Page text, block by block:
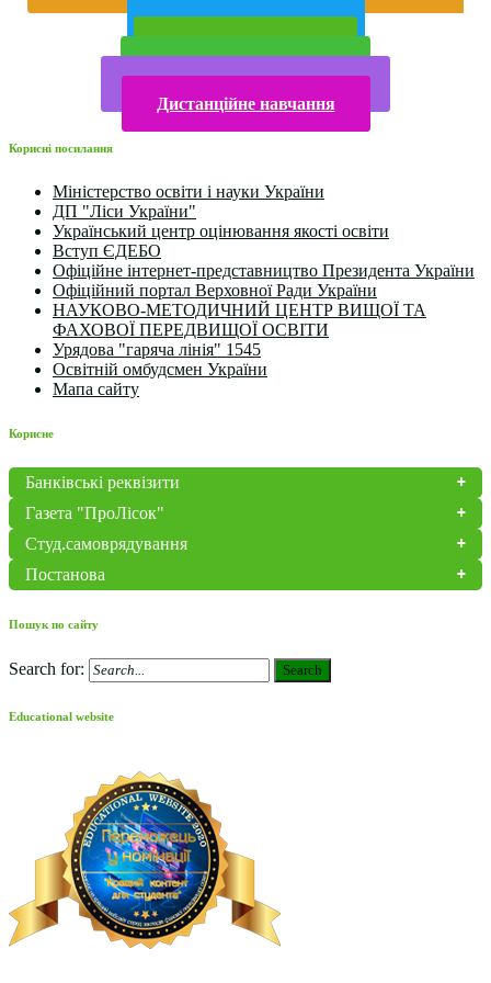
Дистанційне навчання
Корисні посилання
Міністерство освіти і науки України
ДП "Ліси України"
Український центр оцінювання якості освіти
Вступ ЄДЕБО
Офіційне інтернет-представництво Президента України
Офіційний портал Верховної Ради України
НАУКОВО-МЕТОДИЧНИЙ ЦЕНТР ВИЩОЇ ТА
ФАХОВОЇ ПЕРЕДВИЩОЇ ОСВІТИ
Урядова "гаряча лінія" 1545
Освітній омбудсмен України
Мапа сайту
Корисне
Банківські реквізити
Газета "ПроЛісок"
Студ.самоврядування
Постанова
Пошук по сайту
Search for: Search
Educational website